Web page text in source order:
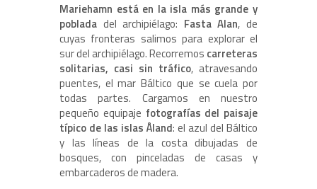
Mariehamn está en la isla más grande y
poblada del archipiélago: Fasta Alan, de
cuyas fronteras salimos para explorar el
sur del archipiélago. Recorremos carreteras
solitarias, casi sin tráfico, atravesando
puentes, el mar Báltico que se cuela por
todas partes. Cargamos en nuestro
pequeño equipaje fotografías del paisaje
típico de las islas Åland: el azul del Báltico
y las líneas de la costa dibujadas de
bosques, con pinceladas de casas y
embarcaderos de madera.